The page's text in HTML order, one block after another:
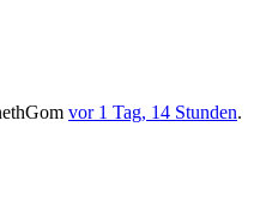
vor 1 Tag, 14 Stunden.